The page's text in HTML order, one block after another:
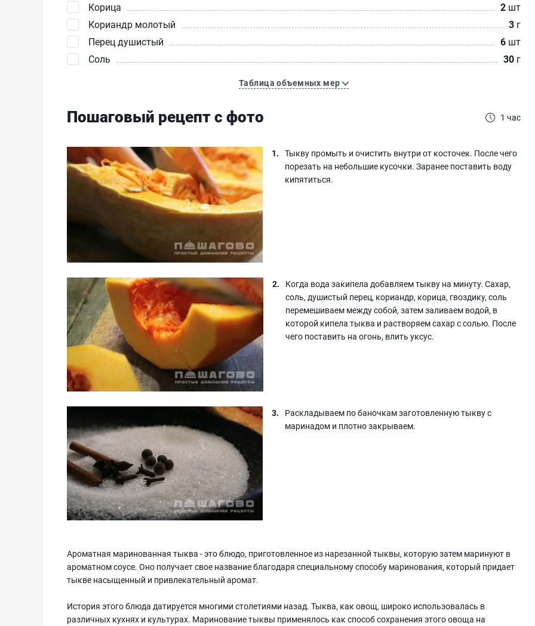
Корица
2 шт
Кориандр молотый
3 г
Перец душистый
6 шт
Соль
30 г
Таблица объемных мер
Пошаговый рецепт с фото 1 час
Тыкву промыть и очистить внутри от косточек. После чего
порезать на небольшие кусочки. Заранее поставить воду
кипятиться.
Когда вода закипела добавляем тыкву на минуту. Сахар,
соль, душистый перец, кориандр, корица, гвоздику, соль
перемешиваем между собой, затем заливаем водой, в
которой кипела тыква и растворяем сахар с солью. После
чего поставить на огонь, влить уксус.
Раскладываем по баночкам заготовленную тыкву с
маринадом и плотно закрываем.
Ароматная маринованная тыква - это блюдо, приготовленное из нарезанной тыквы, которую затем маринуют в
ароматном соусе. Оно получает свое название благодаря специальному способу маринования, который придает
тыкве насыщенный и привлекательный аромат.
История этого блюда датируется многими столетиями назад. Тыква, как овощ, широко использовалась в
различных кухнях и культурах. Маринование тыквы применялось как способ сохранения этого овоща на